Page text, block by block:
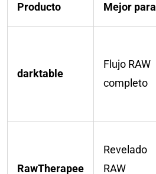
Producto Mejor para
darktable
Flujo RAW
completo
RawTherapee
Revelado
RAW